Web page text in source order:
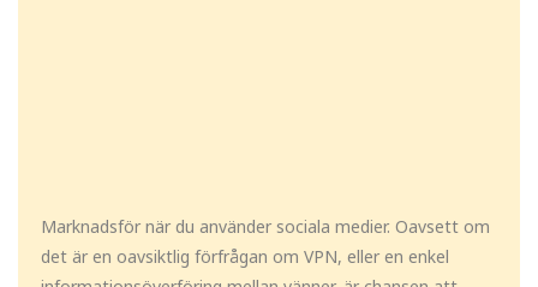
Marknadsför när du använder sociala medier. Oavsett om
det är en oavsiktlig förfrågan om VPN, eller en enkel